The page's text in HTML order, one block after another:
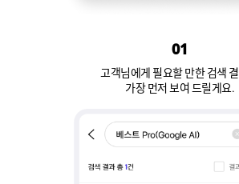
01
고객님에게 필요할 만한 검색
가장 먼저 보여 드릴게요.